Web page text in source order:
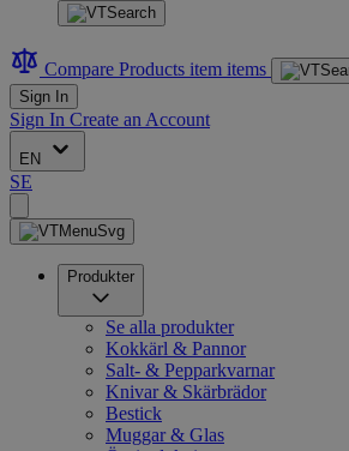
Compare Products item items
Sign In
Sign In Create an Account
EN
SE
Produkter
Se alla produkter
Kokkärl & Pannor
Salt- & Pepparkvarnar
Knivar & Skärbrädor
Bestick
Muggar & Glas